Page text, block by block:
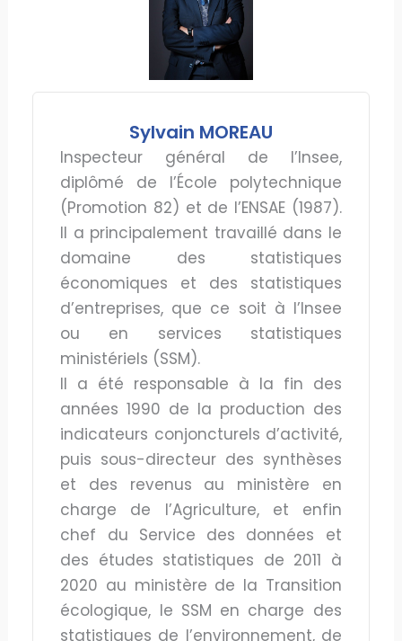
Sylvain MOREAU
Inspecteur général de l’Insee,
diplômé de l’École polytechnique
(Promotion 82) et de l’ENSAE (1987).
Il a principalement travaillé dans le
domaine des statistiques
économiques et des statistiques
d’entreprises, que ce soit à l’Insee
ou en services statistiques
ministériels (SSM).
Il a été responsable à la fin des
années 1990 de la production des
indicateurs conjoncturels d’activité,
puis sous-directeur des synthèses
et des revenus au ministère en
charge de l’Agriculture, et enfin
chef du Service des données et
des études statistiques de 2011 à
2020 au ministère de la Transition
écologique, le SSM en charge des
statistiques de l’environnement, de